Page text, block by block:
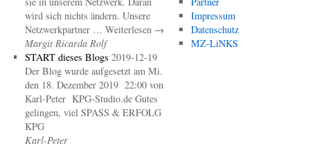
wird sich nichts ändern. Unsere
Netzwerkpartner … Weiterlesen →
Margit Ricarda Rolf
START dieses Blogs 2019-12-19
Der Blog wurde aufgesetzt am Mi.
den 18. Dezember 2019 22:00 von
Karl-Peter KPG-Studio.de Gutes
gelingen, viel SPASS & ERFOLG
KPG
Karl-Peter
Impressum
Datenschutz
MZ-LiNKS